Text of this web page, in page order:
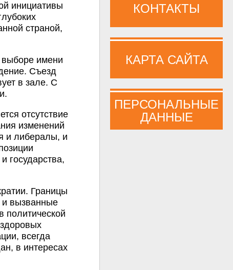
инициативы
страной,
имени
Съезд
в зале. С
отсутствие
изменений
и либералы, и
государства,
Границы
и вызванные
политической
всегда
в интересах
КОНТАКТЫ
КАРТА САЙТА
ПЕРСОНАЛЬНЫЕ
ДАННЫЕ